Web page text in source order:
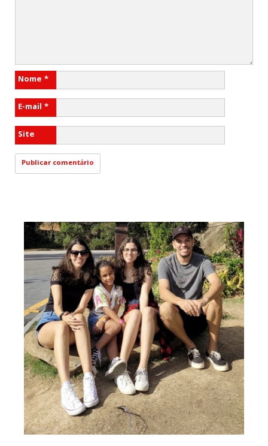
Nome *
E-mail *
Site